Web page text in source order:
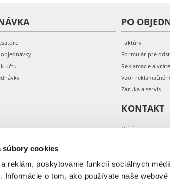
súbory cookies
reklám, poskytovanie funkcií sociálnych
Informácie o tom, ako používate naše
účtu
PO
Faktúry
Formulár pre
Reklamacie a
Vzor
Záruka a servis
KONTAKT
O nás